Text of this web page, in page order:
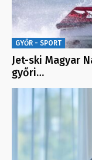
GYŐR - SPORT
Jet-ski Magyar
győri…